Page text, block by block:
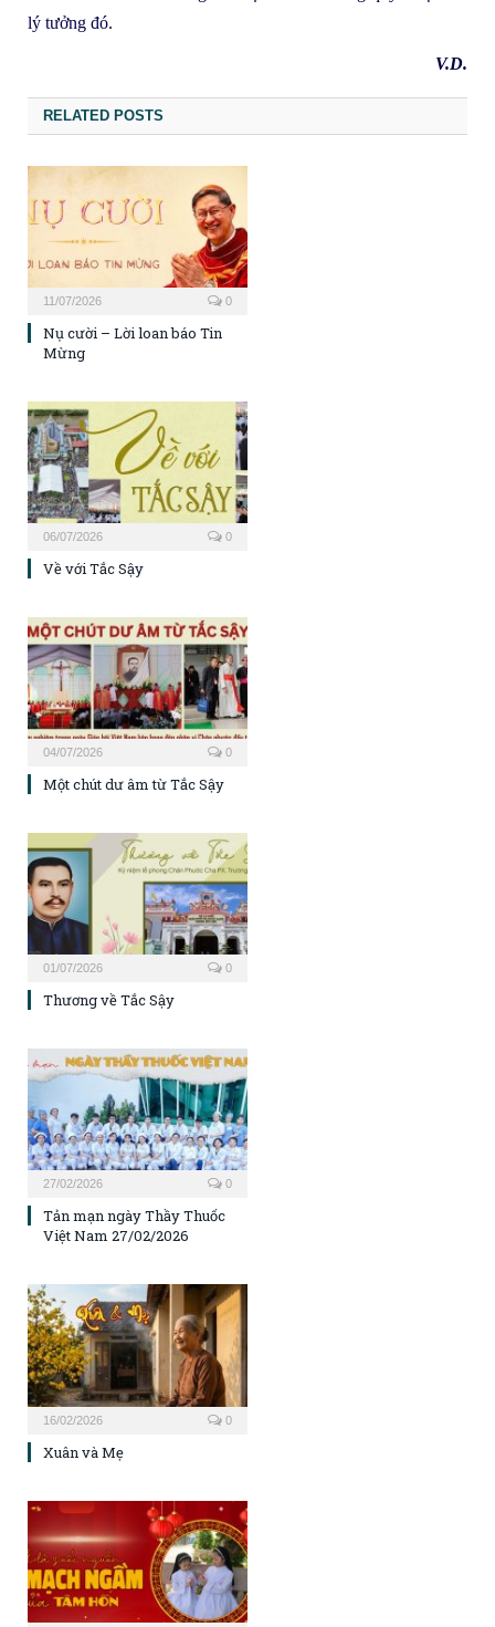
lý tưởng đó.
V.D.
RELATED POSTS
11/07/2026 0
Nụ cười – Lời loan báo Tin
Mừng
06/07/2026 0
Về với Tắc Sậy
04/07/2026 0
Một chút dư âm từ Tắc Sậy
01/07/2026 0
Thương về Tắc Sậy
27/02/2026 0
Tản mạn ngày Thầy Thuốc
Việt Nam 27/02/2026
16/02/2026 0
Xuân và Mẹ